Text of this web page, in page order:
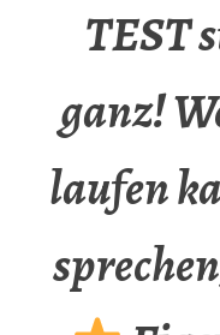
TEST
ganz!
laufen